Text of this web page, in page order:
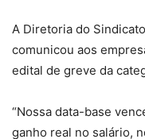
A Diretoria do
comunicou aos
edital de greve da
“Nossa data-base
ganho real no salário,